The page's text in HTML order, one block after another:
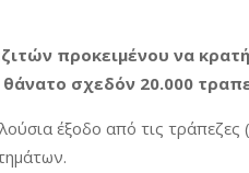
προκειμένου να
σχεδόν 20.000
έξοδο από τις τράπεζες